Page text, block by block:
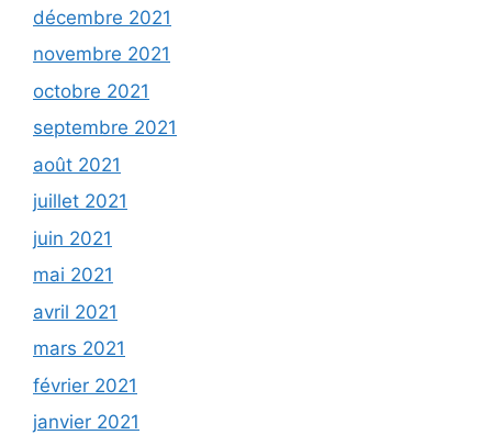
décembre 2021
novembre 2021
octobre 2021
septembre 2021
août 2021
juillet 2021
juin 2021
mai 2021
avril 2021
mars 2021
février 2021
janvier 2021